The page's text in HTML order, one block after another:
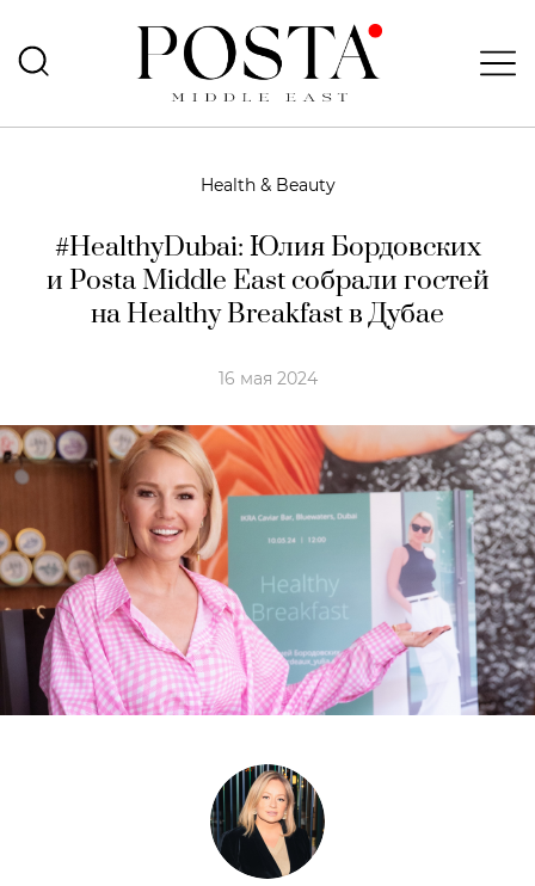
Health & Beauty
#HealthyDubai: Юлия Бордовских
и Posta Middle East собрали гостей
на Healthy Breakfast в Дубае
16 мая 2024